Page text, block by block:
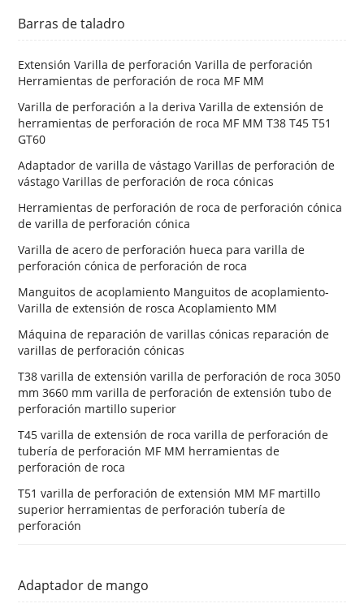
Barras de taladro
Extensión Varilla de perforación Varilla de perforación
Herramientas de perforación de roca MF MM
Varilla de perforación a la deriva Varilla de extensión de
herramientas de perforación de roca MF MM T38 T45 T51
GT60
Adaptador de varilla de vástago Varillas de perforación de
vástago Varillas de perforación de roca cónicas
Herramientas de perforación de roca de perforación cónica
de varilla de perforación cónica
Varilla de acero de perforación hueca para varilla de
perforación cónica de perforación de roca
Manguitos de acoplamiento Manguitos de acoplamiento-
Varilla de extensión de rosca Acoplamiento MM
Máquina de reparación de varillas cónicas reparación de
varillas de perforación cónicas
T38 varilla de extensión varilla de perforación de roca 3050
mm 3660 mm varilla de perforación de extensión tubo de
perforación martillo superior
T45 varilla de extensión de roca varilla de perforación de
tubería de perforación MF MM herramientas de
perforación de roca
T51 varilla de perforación de extensión MM MF martillo
superior herramientas de perforación tubería de
perforación
Adaptador de mango